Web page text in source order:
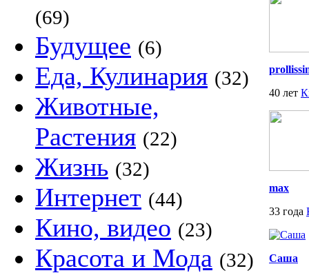
(69)
Будущее (6)
Еда, Кулинария (32)
Животные,
Растения (22)
Жизнь (32)
Интернет (44)
Кино, видео (23)
Красота и Мода (32)
40 лет
max
33 года
Саша